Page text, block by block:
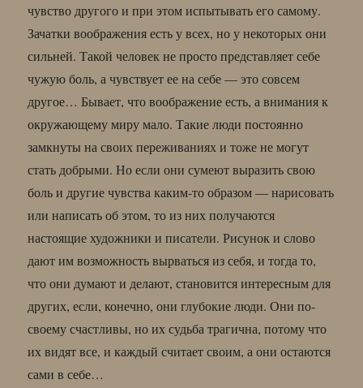
чувство другого и при этом испытывать его самому.
Зачатки воображения есть у всех, но у некоторых они
сильней. Такой человек не просто представляет себе
чужую боль, а чувствует ее на себе — это совсем
другое… Бывает, что воображение есть, а внимания к
окружающему миру мало. Такие люди постоянно
замкнуты на своих переживаниях и тоже не могут
стать добрыми. Но если они сумеют выразить свою
боль и другие чувства каким-то образом — нарисовать
или написать об этом, то из них получаются
настоящие художники и писатели. Рисунок и слово
дают им возможность вырваться из себя, и тогда то,
что они думают и делают, становится интересным для
других, если, конечно, они глубокие люди. Они по-
своему счастливы, но их судьба трагична, потому что
их видят все, и каждый считает своим, а они остаются
сами в себе…